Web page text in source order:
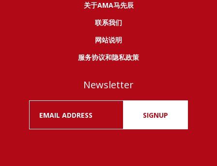
关于AMA马先辰
联系我们
网站说明
服务协议和隐私政策
Newsletter
SIGNUP